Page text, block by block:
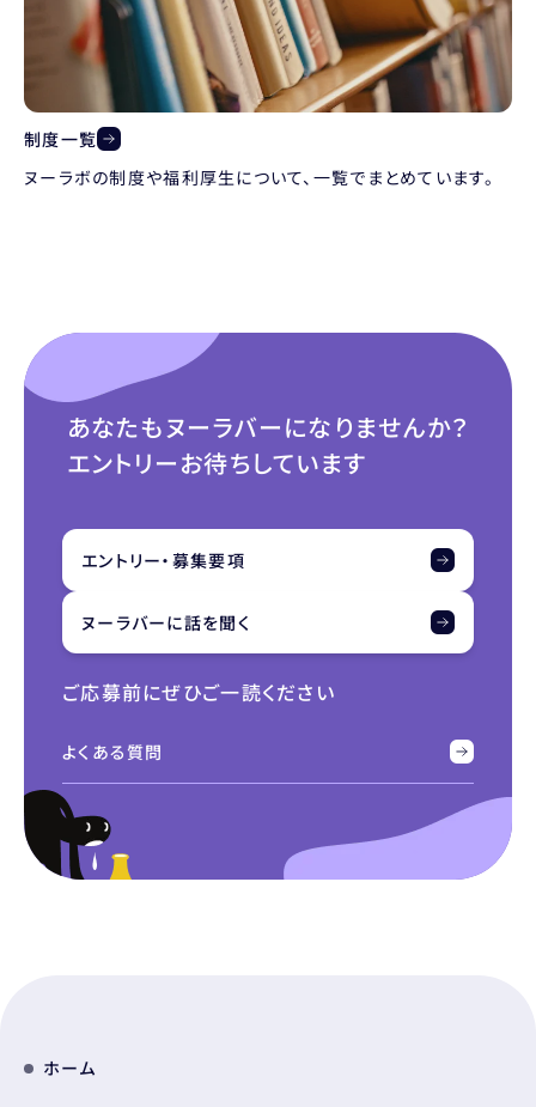
制度一覧
ヌーラボの制度や福利厚生について、一覧でまとめています。
あなたもヌーラバーになりませんか？
エントリーお待ちしています
エントリー・募集要項
ヌーラバーに話を聞く
ご応募前にぜひご一読ください
よくある質問
ホーム